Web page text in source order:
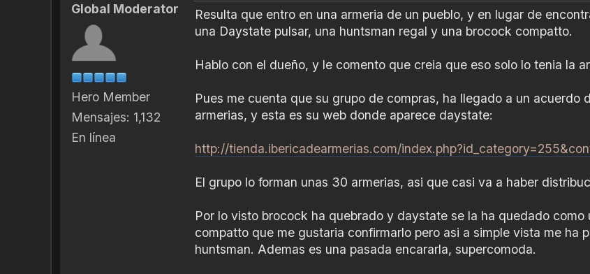
Global Moderator
Hero Member
Mensajes: 1,132
En línea
Resulta que entro en una armeria de un pueblo, y en lugar de
una Daystate pulsar, una huntsman regal y una brocock compatto.
Hablo con el dueño, y le comento que creia que eso solo lo tenia la
Pues me cuenta que su grupo de compras, ha llegado a un acuerdo
armerias, y esta es su web donde aparece daystate:
http://tienda.ibericadearmerias.com/
El grupo lo forman unas 30 armerias, asi que casi va a haber
Por lo visto brocock ha quebrado y daystate se la ha quedado
compatto que me gustaria confirmarlo pero asi a simple vista me ha
huntsman. Ademas es una pasada encararla, supercomoda.